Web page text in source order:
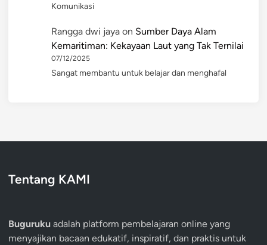
Komunikasi
Rangga dwi jaya on Sumber Daya Alam
Kemaritiman: Kekayaan Laut yang Tak Ternilai
07/12/2025
Sangat membantu untuk belajar dan menghafal
Tentang KAMI
Buguruku adalah platform pembelajaran online yang
menyajikan bacaan edukatif, inspiratif, dan praktis untuk